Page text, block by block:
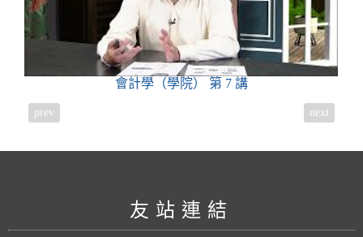
會計學（學院） 第 7 講
prev next
友站連結